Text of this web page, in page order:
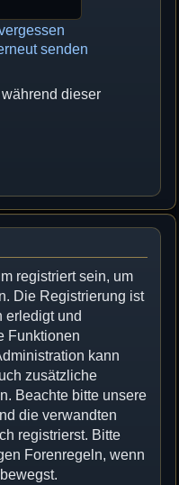
senden
dieser
registriert sein, um
Die Registrierung ist
erledigt und
Funktionen
kann
zusätzliche
Beachte bitte unsere
die verwandten
registrierst. Bitte
Forenregeln, wenn